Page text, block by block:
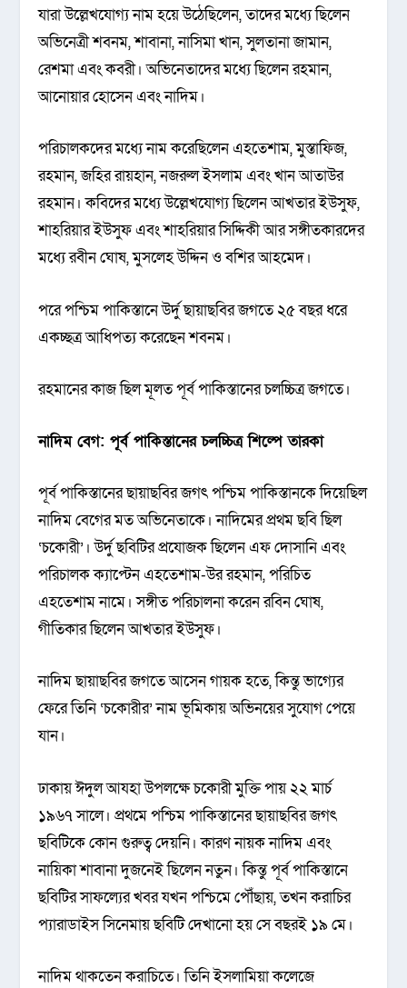
যারা উল্লেখযোগ্য নাম হয়ে উঠেছিলেন, তাদের মধ্যে ছিলেন
অভিনেত্রী শবনম, শাবানা, নাসিমা খান, সুলতানা জামান,
রেশমা এবং কবরী। অভিনেতাদের মধ্যে ছিলেন রহমান,
আনোয়ার হোসেন এবং নাদিম।
পরিচালকদের মধ্যে নাম করেছিলেন এহতেশাম, মুস্তাফিজ,
রহমান, জহির রায়হান, নজরুল ইসলাম এবং খান আতাউর
রহমান। কবিদের মধ্যে উল্লেখযোগ্য ছিলেন আখতার ইউসুফ,
শাহরিয়ার ইউসুফ এবং শাহরিয়ার সিদ্দিকী আর সঙ্গীতকারদের
মধ্যে রবীন ঘোষ, মুসলেহ উদ্দিন ও বশির আহমেদ।
পরে পশ্চিম পাকিস্তানে উর্দু ছায়াছবির জগতে ২৫ বছর ধরে
একচ্ছত্র আধিপত্য করেছেন শবনম।
রহমানের কাজ ছিল মূলত পূর্ব পাকিস্তানের চলচ্চিত্র জগতে।
নাদিম বেগ: পূর্ব পাকিস্তানের চলচ্চিত্র শিল্পে তারকা
পূর্ব পাকিস্তানের ছায়াছবির জগৎ পশ্চিম পাকিস্তানকে দিয়েছিল
নাদিম বেগের মত অভিনেতাকে। নাদিমের প্রথম ছবি ছিল
‘চকোরী’। উর্দু ছবিটির প্রযোজক ছিলেন এফ দোসানি এবং
পরিচালক ক্যাপ্টেন এহতেশাম-উর রহমান, পরিচিত
এহতেশাম নামে। সঙ্গীত পরিচালনা করেন রবিন ঘোষ,
গীতিকার ছিলেন আখতার ইউসুফ।
নাদিম ছায়াছবির জগতে আসেন গায়ক হতে, কিন্তু ভাগ্যের
ফেরে তিনি ‘চকোরীর’ নাম ভূমিকায় অভিনয়ের সুযোগ পেয়ে
যান।
ঢাকায় ঈদুল আযহা উপলক্ষে চকোরী মুক্তি পায় ২২ মার্চ
১৯৬৭ সালে। প্রথমে পশ্চিম পাকিস্তানের ছায়াছবির জগৎ
ছবিটিকে কোন গুরুত্ব দেয়নি। কারণ নায়ক নাদিম এবং
নায়িকা শাবানা দুজনেই ছিলেন নতুন। কিন্তু পূর্ব পাকিস্তানে
ছবিটির সাফল্যের খবর যখন পশ্চিমে পৌঁছায়, তখন করাচির
প্যারাডাইস সিনেমায় ছবিটি দেখানো হয় সে বছরই ১৯ মে।
নাদিম থাকতেন করাচিতে। তিনি ইসলামিয়া কলেজে